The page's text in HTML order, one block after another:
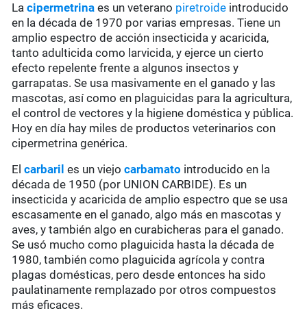
Lacipermetrinaes un veterano piretroide introducido
en la década de 1970 por varias empresas. Tiene un
amplio espectro de acción insecticida y acaricida,
tanto adulticida como larvicida, y ejerce un cierto
efecto repelente frente a algunos insectos y
garrapatas. Se usa masivamente en el ganado y las
mascotas, así como en plaguicidas para la agricultura,
el control de vectores y la higiene doméstica y pública.
Hoy en día hay miles de productos veterinarios con
cipermetrina genérica.
Elcarbaril es un viejo carbamato introducido en la
década de 1950 (por UNION CARBIDE). Es un
insecticida y acaricida de amplio espectro que se usa
escasamente en el ganado, algo más en mascotas y
aves, y también algo en curabicheras para el ganado.
Se usó mucho como plaguicida hasta la década de
1980, también como plaguicida agrícola y contra
plagas domésticas, pero desde entonces ha sido
paulatinamente remplazado por otros compuestos
más eficaces.